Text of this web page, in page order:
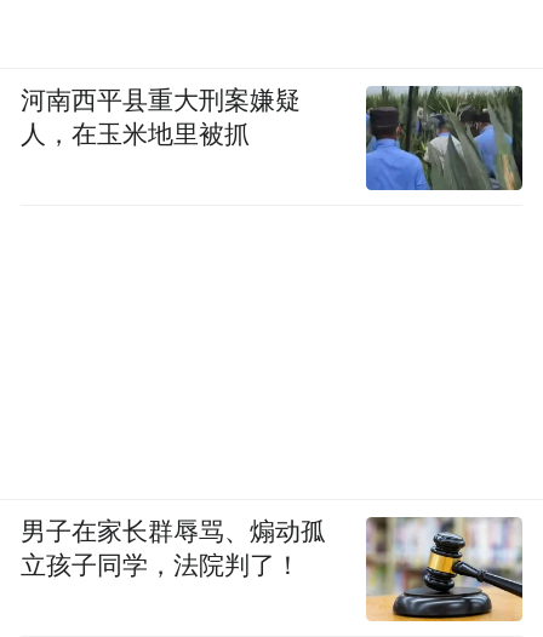
河南西平县重大刑案嫌疑
人，在玉米地里被抓
男子在家长群辱骂、煽动孤
立孩子同学，法院判了！